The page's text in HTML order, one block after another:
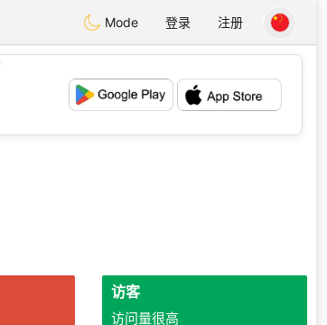
Mode 登录 注册
💕
访客
访问量很高